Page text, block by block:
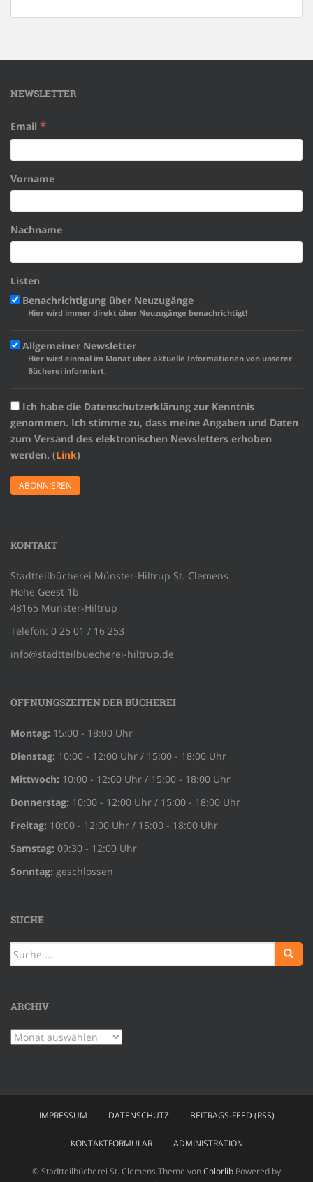
NEWSLETTER
Email *
Vorname
Nachname
Listen
Benachrichtigung über Neuzugänge
Hier wird immer direkt über Neuzugänge benachrichtigt!
Allgemeiner Newsletter
Hier wird einmal im Monat über aktuelle Informationen von unserer
Bücherei informiert.
Ich habe die Datenschutzerklärung zur Kenntnis
genommen. Ich stimme zu, dass meine Angaben und Daten
zum Versand des elektronischen Newsletters erhoben
werden. (Link)
KONTAKT
Stadtteilbücherei Münster-Hiltrup St. Clemens
Hohe Geest 1b
48165 Münster-Hiltrup
Telefon: 0 25 01 / 16 253
info@stadtteilbuecherei-hiltrup.de
ÖFFNUNGSZEITEN DER BÜCHEREI
Montag: 15:00 - 18:00 Uhr
Dienstag: 10:00 - 12:00 Uhr / 15:00 - 18:00 Uhr
Mittwoch: 10:00 - 12:00 Uhr / 15:00 - 18:00 Uhr
Donnerstag: 10:00 - 12:00 Uhr / 15:00 - 18:00 Uhr
Freitag: 10:00 - 12:00 Uhr / 15:00 - 18:00 Uhr
Samstag: 09:30 - 12:00 Uhr
Sonntag: geschlossen
SUCHE
Suche
nach:
ARCHIV
Archiv
IMPRESSUM DATENSCHUTZ BEITRAGS-FEED (RSS)
KONTAKTFORMULAR ADMINISTRATION
© Stadtteilbücherei St. Clemens Theme vonColorlib Powered by